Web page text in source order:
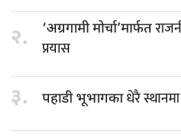
२. ‘अग्रगामी मोर्चा’मार्फत
प्रयास
३. पहाडी भूभागकाधेरै